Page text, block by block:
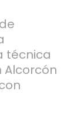
técnica
Alcorcón